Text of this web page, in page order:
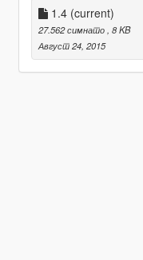
1.4 (current)
27.562 симнато , 8 KB
Август 24, 2015